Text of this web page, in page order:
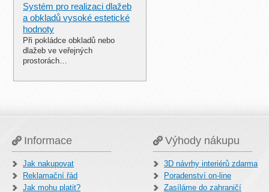
Systém pro realizaci dlažeb
a obkladů vysoké estetické
hodnoty
Při pokládce obkladů nebo
dlažeb ve veřejných
prostorách…
Informace
Jak nakupovat
Reklamační řád
Jak mohu platit?
Výhody nákupu
3D návrhy interiérů zdarma
Poradenství on-line
Zasíláme do zahraničí